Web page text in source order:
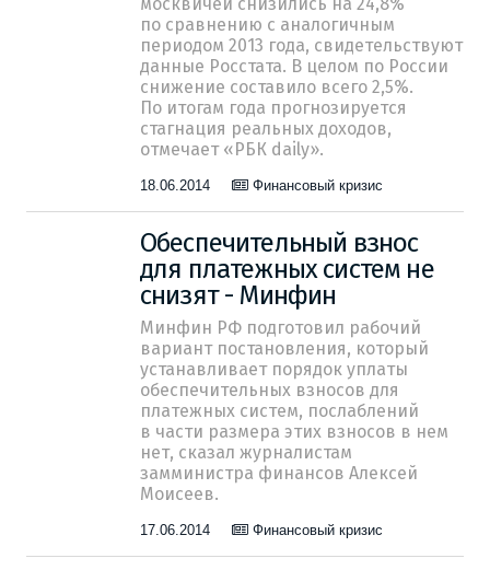
по сравнению с аналогичным
периодом 2013 года, свидетельствуют
данные Росстата. В целом по России
снижение составило всего 2,5%.
По итогам года прогнозируется
стагнация реальных доходов,
отмечает «РБК daily».
18.06.2014 Финансовый кризис
Обеспечительный взнос
для платежных систем не
снизят - Минфин
Минфин РФ подготовил рабочий
вариант постановления, который
устанавливает порядок уплаты
обеспечительных взносов для
платежных систем, послаблений
в части размера этих взносов в нем
нет, сказал журналистам
замминистра финансов Алексей
Моисеев.
17.06.2014 Финансовый кризис